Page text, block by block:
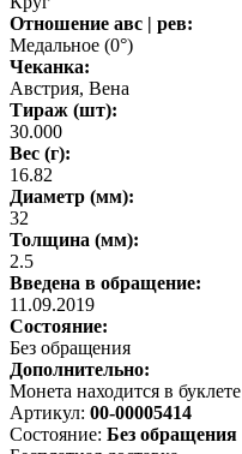
Отношение авс | рев:
Медальное (0°)
Чеканка:
Австрия, Вена
Тираж (шт):
30.000
Вес (г):
16.82
Диаметр (мм):
32
Толщина (мм):
2.5
Введена в обращение:
11.09.2019
Состояние:
Без обращения
Дополнительно:
Монета находится в буклете
Артикул: 00-00005414
Состояние: Без обращения